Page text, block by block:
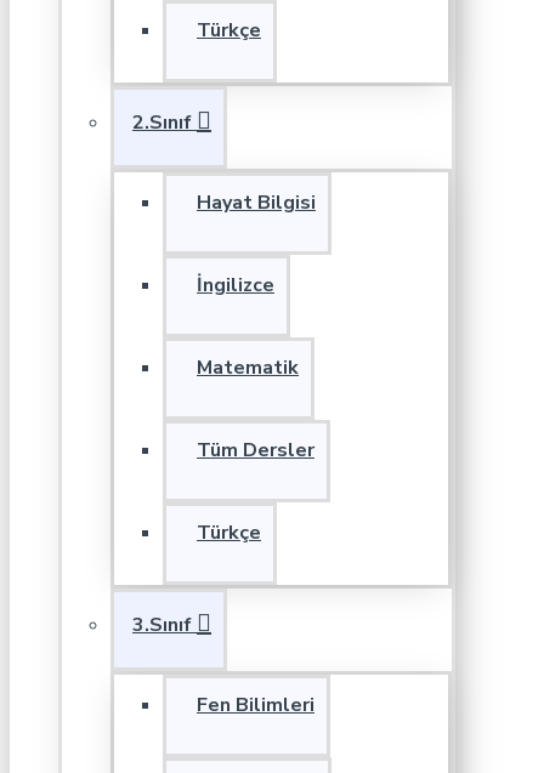
Türkçe
2.Sınıf
Hayat Bilgisi
İngilizce
Matematik
Tüm Dersler
Türkçe
3.Sınıf
Fen Bilimleri